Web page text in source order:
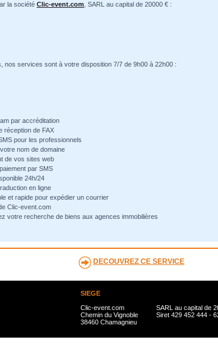
la société Clic-event.com , SARL au capital de 20000 € :
nos services sont à votre disposition 7/7 de 9h00 à 22h00 :
par accréditation
réception de FAX
pour les professionnels
nom de domaine
de vos sites web
par SMS
24h/24
en ligne
et rapide pour expédier un courrier
Clic-event.com
votre recherche de biens aux agences immobilières
DECOUVREZ CE SERVICE
SIEGE
Clic-event.com
Chemin du Vignoble
38460 Chamagnieu
SARL au capital de
Siret 429 452 444 -